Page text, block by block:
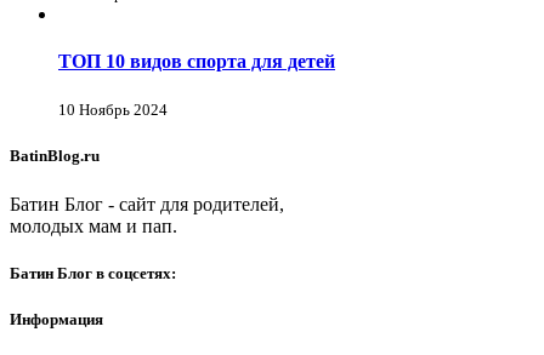
ТОП 10 видов спорта для детей
10 Ноябрь 2024
BatinBlog.ru
Батин Блог - сайт для родителей,
молодых мам и пап.
Батин Блог в соцсетях:
Информация